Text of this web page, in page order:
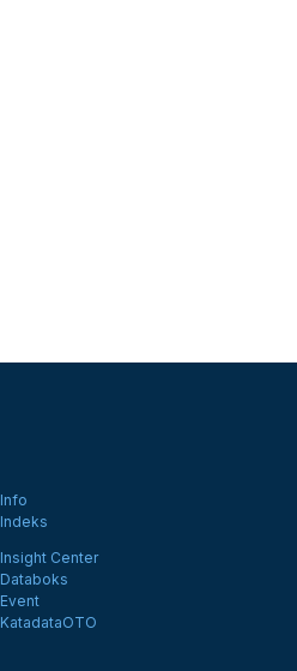
Info
Indeks
Insight Center
Databoks
Event
KatadataOTO